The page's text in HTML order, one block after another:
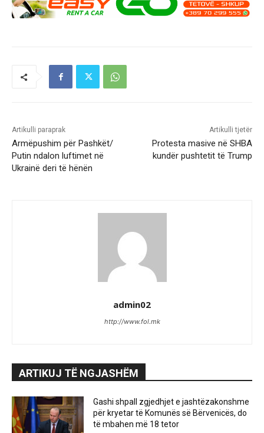
Artikulli paraprak
Armëpushim për Pashkët/
Putin ndalon luftimet në
Ukrainë deri të hënën
Artikulli tjetër
Protesta masive në SHBA
kundër pushtetit të Trump
admin02
http://www.fol.mk
ARTIKUJ TË NGJASHËM
Gashi shpall zgjedhjet e jashtëzakonshme
për kryetar të Komunës së Bërvenicës, do
të mbahen më 18 tetor